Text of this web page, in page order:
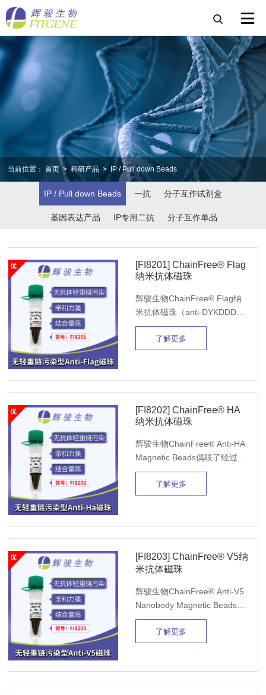
当前位置： 首页 > 科研产品 > IP / Pull down Beads
IP / Pull down Beads 一抗 分子互作试剂盒
基因表达产品 IP专用二抗 分子互作单品
[FI8201] ChainFree® Flag
纳米抗体磁珠
辉骏生物ChainFree® Flag纳
米抗体磁珠（anti-DYKDDDDK
磁珠）可以避免IP过程的抗体
轻重链污染问题。该Flag磁珠
稳定性好，亲和力强、特异性
一次IP实验，效果比肩进口磁
珠，并远超国产同类磁珠。
了解更多
[FI8202] ChainFree® HA
纳米抗体磁珠
辉骏生物ChainFree® Anti-HA
Magnetic Beads偶联了经过严
格筛选、优化并重组表达的无
轻、重链的HA抗体，可以避免
IP过程的轻重链污染问题。
强、蛋白结合量高，20ul即可
完成一次IP实验。
了解更多
[FI8203] ChainFree® V5纳
米抗体磁珠
辉骏生物ChainFree® Anti-V5
Nanobody Magnetic Beads，
即Anti-V5纳米抗体磁珠、V5抗
体磁珠，可特异性地与哺乳动
物、植物、细菌等中含有V5标
以避免IP过程的轻重链污染问
题，亲和力强、蛋白结合量
了解更多